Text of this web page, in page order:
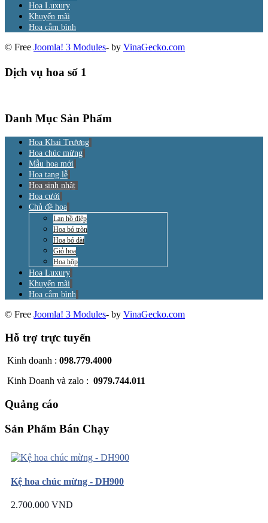
Hoa Luxury
Khuyến mãi
Hoa cắm bình
© Free Joomla! 3 Modules- by VinaGecko.com
Dịch vụ hoa số 1
Danh Mục Sản Phẩm
Hoa Khai Trương
Hoa chúc mừng
Mẫu hoa mới
Hoa tang lễ
Hoa sinh nhật
Hoa cưới
Chủ đề hoa
Lan hồ điệp
Hoa bó tròn
Hoa bó dài
Giỏ hoa
Hoa hộp
Hoa Luxury
Khuyến mãi
Hoa cắm bình
© Free Joomla! 3 Modules- by VinaGecko.com
Hỗ trợ trực tuyến
Kinh doanh : 098.779.4000
Kinh Doanh và zalo : 0979.744.011
Quảng cáo
Sản Phẩm Bán Chạy
Kệ hoa chúc mừng - DH900
2.700.000 VND